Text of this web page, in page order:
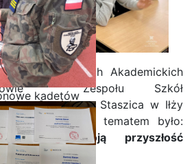
kadetów
roku w ramach Akademickich
Zespołu Szkół
im. Stanisława Staszica w Iłży
którego tematem było:
wybrać swoją przyszłość